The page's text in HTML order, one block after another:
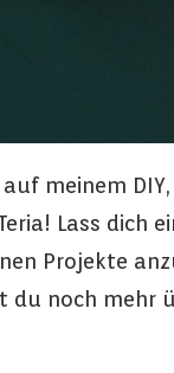
meinem
Lass dich
Projekte
du noch mehr